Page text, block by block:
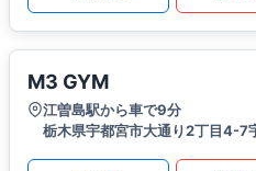
M3 GYM
江曽島駅から車で9分
栃木県宇都宮市大通り2丁目4-7